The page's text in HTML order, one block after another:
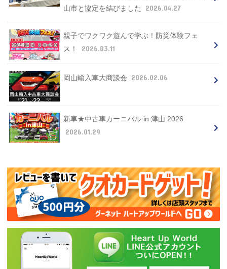
山市と協定を結びました
2026.04.27
親子でワクワク遊んで学ぶ！防災体験フェ
ス！
2026.03.11
岡山輸入車大商談会 2026.02.06
新車★中古車カーニバル in 津山 2026
2026.01.29